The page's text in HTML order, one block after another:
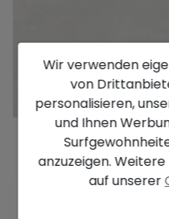
Beschreibung
Wir verwenden
von
personalisieren,
und Ihnen
anzuzeigen.
auf unserer